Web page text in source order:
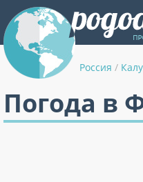
Россия /
Погода в